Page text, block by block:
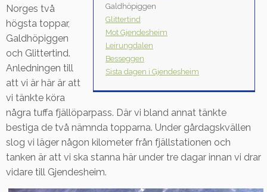
Galdhöpiggen
Glittertind
Mot Gjendesheim
Leirungdalen
Besseggen
Sista dagen i Gjendesheim
Norges två
högsta toppar,
Galdhöpiggen
och Glittertind.
Anledningen till
att vi är här är att
vi tänkte köra
några tuffa fjällöparpass. Där vi bland annat tänkte
bestiga de två nämnda topparna. Under gårdagskvällen
slog vi läger någon kilometer från fjällstationen och
tanken är att vi ska stanna här under tre dagar innan vi drar
vidare till Gjendesheim.